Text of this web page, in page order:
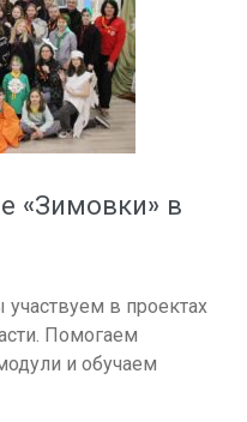
«Зимовки» в
в проектах
Помогаем
и обучаем